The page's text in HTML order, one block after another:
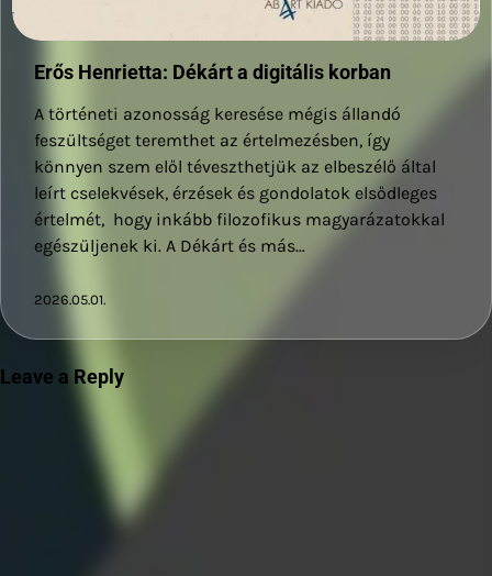
Erős Henrietta: Dékárt a digitális korban
A történeti azonosság keresése mégis állandó
feszültséget teremthet az értelmezésben, így
könnyen szem elől téveszthetjük az elbeszélő által
leírt cselekvések, érzések és gondolatok elsődleges
értelmét, hogy inkább filozofikus magyarázatokkal
egészüljenek ki. ​A Dékárt és más…
2026.05.01.
Leave a Reply